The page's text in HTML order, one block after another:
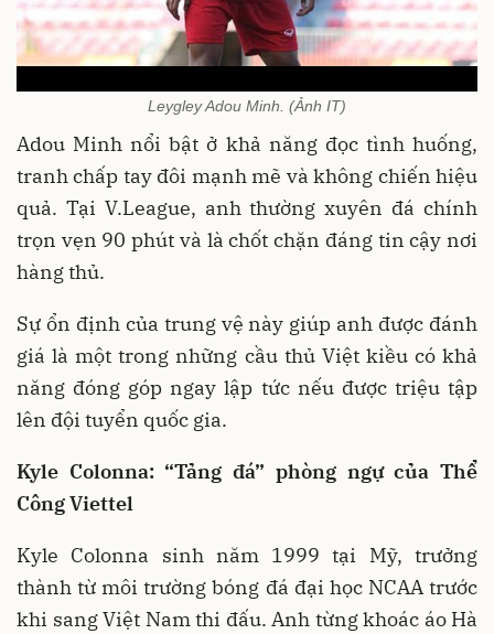
Leygley Adou Minh. (Ảnh IT)
Adou Minh nổi bật ở khả năng đọc tình huống,
tranh chấp tay đôi mạnh mẽ và không chiến hiệu
quả. Tại V.League, anh thường xuyên đá chính
trọn vẹn 90 phút và là chốt chặn đáng tin cậy nơi
hàng thủ.
Sự ổn định của trung vệ này giúp anh được đánh
giá là một trong những cầu thủ Việt kiều có khả
năng đóng góp ngay lập tức nếu được triệu tập
lên đội tuyển quốc gia.
Kyle Colonna: “Tảng đá” phòng ngự của Thể
Công Viettel
Kyle Colonna sinh năm 1999 tại Mỹ, trưởng
thành từ môi trường bóng đá đại học NCAA trước
khi sang Việt Nam thi đấu. Anh từng khoác áo Hà